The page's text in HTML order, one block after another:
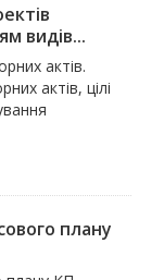
видів...
актів.
актів, цілі
плану